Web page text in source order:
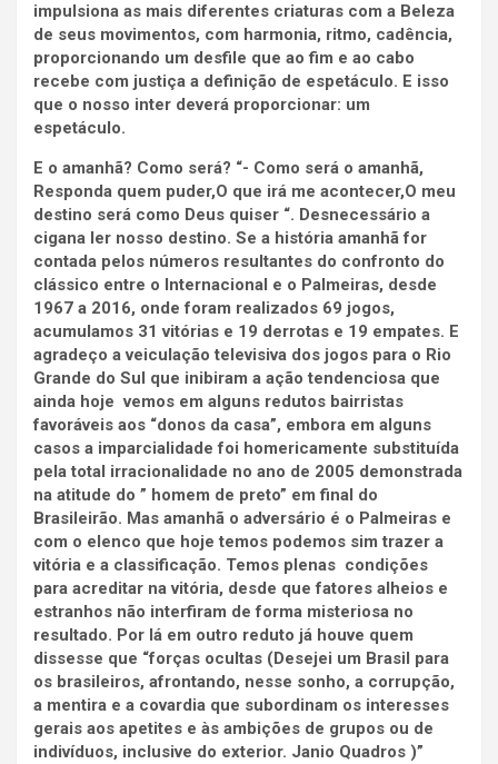
impulsiona as mais diferentes criaturas com a Beleza
de seus movimentos, com harmonia, ritmo, cadência,
proporcionando um desfile que ao fim e ao cabo
recebe com justiça a definição de espetáculo. E isso
que o nosso inter deverá proporcionar: um
espetáculo.
E o amanhã? Como será? “- Como será o amanhã,
Responda quem puder,O que irá me acontecer,O meu
destino será como Deus quiser “. Desnecessário a
cigana ler nosso destino. Se a história amanhã for
contada pelos números resultantes do confronto do
clássico entre o Internacional e o Palmeiras, desde
1967 a 2016, onde foram realizados 69 jogos,
acumulamos 31 vitórias e 19 derrotas e 19 empates. E
agradeço a veiculação televisiva dos jogos para o Rio
Grande do Sul que inibiram a ação tendenciosa que
ainda hoje vemos em alguns redutos bairristas
favoráveis aos “donos da casa”, embora em alguns
casos a imparcialidade foi homericamente substituída
pela total irracionalidade no ano de 2005 demonstrada
na atitude do ” homem de preto” em final do
Brasileirão. Mas amanhã o adversário é o Palmeiras e
com o elenco que hoje temos podemos sim trazer a
vitória e a classificação. Temos plenas condições
para acreditar na vitória, desde que fatores alheios e
estranhos não interfiram de forma misteriosa no
resultado. Por lá em outro reduto já houve quem
dissesse que “forças ocultas (Desejei um Brasil para
os brasileiros, afrontando, nesse sonho, a corrupção,
a mentira e a covardia que subordinam os interesses
gerais aos apetites e às ambições de grupos ou de
indivíduos, inclusive do exterior. Janio Quadros )”